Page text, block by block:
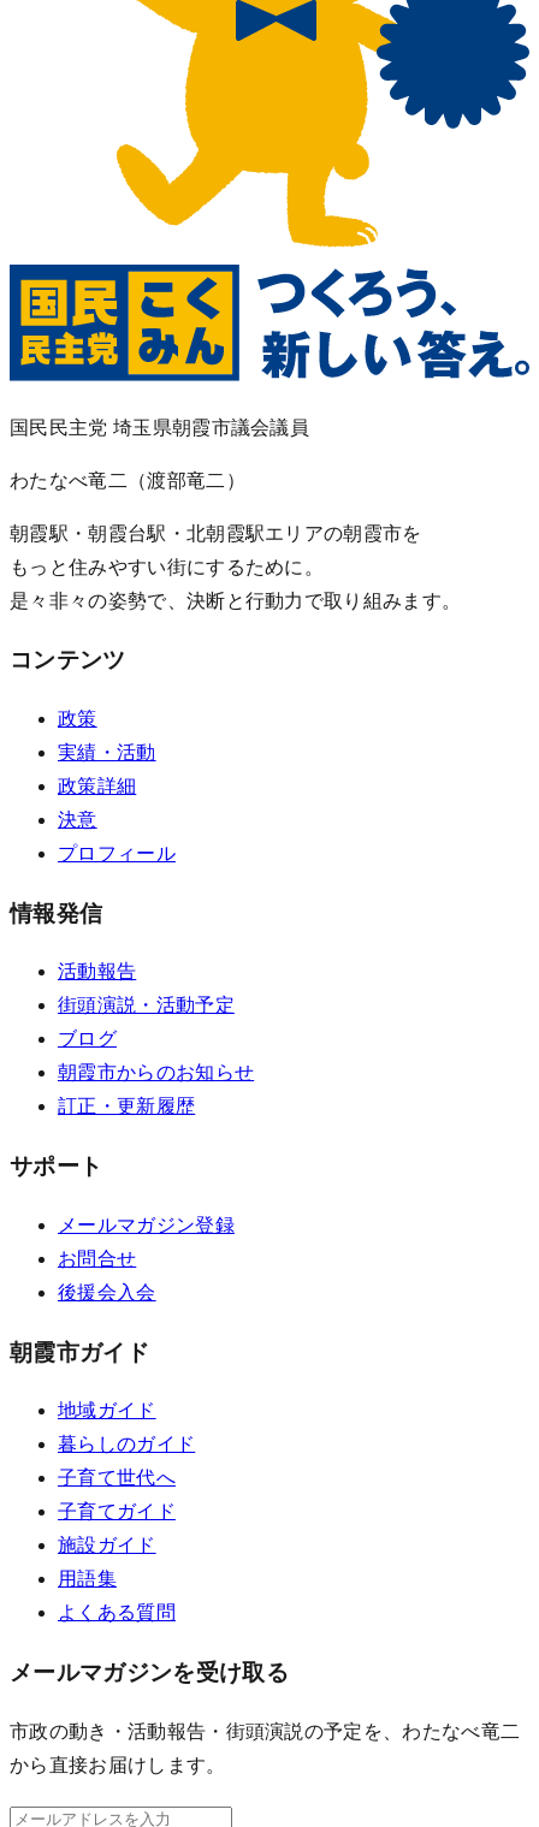
国民民主党 埼玉県朝霞市議会議員
わたなべ竜二 （渡部竜二）
朝霞駅・朝霞台駅・北朝霞駅エリアの朝霞市を
もっと住みやすい街にするために。
是々非々の姿勢で、決断と行動力で取り組みます。
コンテンツ
政策
実績・活動
政策詳細
決意
プロフィール
情報発信
活動報告
街頭演説・活動予定
ブログ
朝霞市からのお知らせ
訂正・更新履歴
サポート
メールマガジン登録
お問合せ
後援会入会
朝霞市ガイド
地域ガイド
暮らしのガイド
子育て世代へ
子育てガイド
施設ガイド
用語集
よくある質問
メールマガジンを受け取る
市政の動き・活動報告・街頭演説の予定を、わたなべ竜二
から直接お届けします。